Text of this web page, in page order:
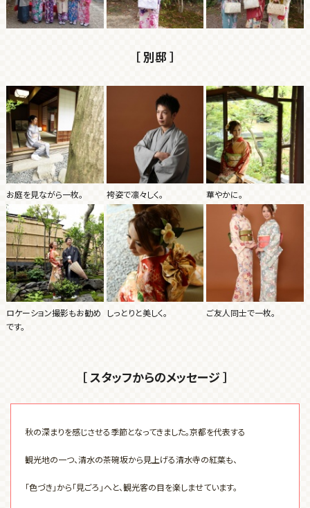
［ 別邸 ］
お庭を見ながら一枚。 袴姿で凛々しく。 華やかに。
ロケーション撮影もお勧め
です。
しっとりと美しく。 ご友人同士で一枚。
［ スタッフからのメッセージ ］
秋の深まりを感じさせる季節となってきました。京都を代表する
観光地の一つ、清水の茶碗坂から見上げる清水寺の紅葉も、
「色づき」から「見ごろ」へと、観光客の目を楽しませています。